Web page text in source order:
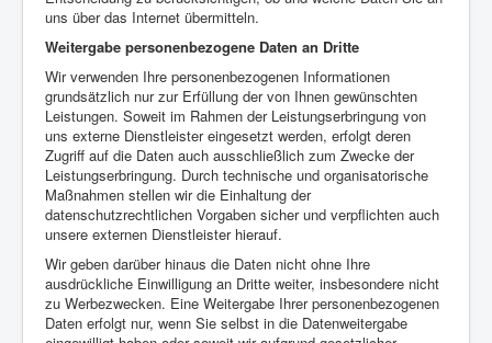
uns über das Internet übermitteln.
Weitergabe personenbezogene Daten an Dritte
Wir verwenden Ihre personenbezogenen Informationen
grundsätzlich nur zur Erfüllung der von Ihnen gewünschten
Leistungen. Soweit im Rahmen der Leistungserbringung von
uns externe Dienstleister eingesetzt werden, erfolgt deren
Zugriff auf die Daten auch ausschließlich zum Zwecke der
Leistungserbringung. Durch technische und organisatorische
Maßnahmen stellen wir die Einhaltung der
datenschutzrechtlichen Vorgaben sicher und verpflichten auch
unsere externen Dienstleister hierauf.
Wir geben darüber hinaus die Daten nicht ohne Ihre
ausdrückliche Einwilligung an Dritte weiter, insbesondere nicht
zu Werbezwecken. Eine Weitergabe Ihrer personenbezogenen
Daten erfolgt nur, wenn Sie selbst in die Datenweitergabe